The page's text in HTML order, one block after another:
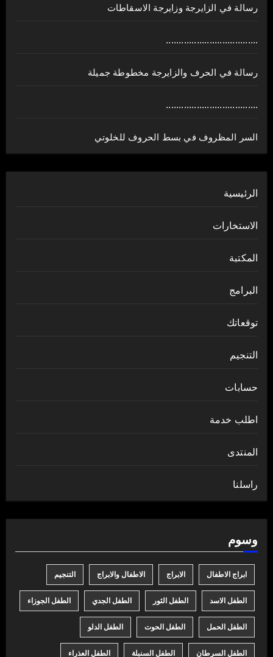
رسالة في الزايرجة وزايرجة الاسقاطات
....................................
رسالة في الحرف والزايرجة مخطوطة جميلة
....................................
السر المظروف في بسط الحروف للخلوتي
الرئيسية
الاستخارات
المكتبة
البرامج
توقعاتك
التنجيم
حسابات
اطلب خدمة
المنتدى
راسلنا
وسوم
ابراج الاطفال الابراج الاطفال والابراج التنجيم
الطفل الاسد الطفل الثور الطفل الجدي الطفل الجوزاء
الطفل الحمل الطفل الحوت الطفل الدلو
الطفل السرطان الطفل السنبلة الطفل العذراء